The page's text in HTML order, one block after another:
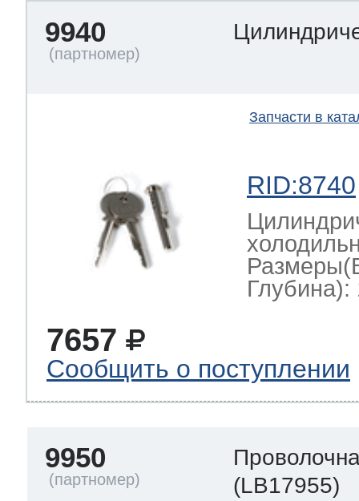
9940
Запчасти в
RID:8740
Глубина):
7657
Сообщить о поступлении
9950
(LB17955)